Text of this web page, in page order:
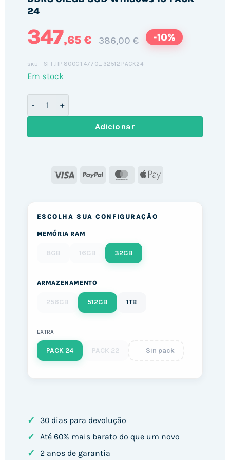
24
347,65 € 386,00 € -10%
SKU: SFF.HP.800G1.4770_32512.PACK24
Em stock
Quantidade de HP 800 G1 SFF / i7-4770 / 32GB DDR3
Adicionar
Visa PayPal MasterCard
Apple
ESCOLHA SUA CONFIGURAÇÃO
MEMÓRIA RAM
8GB 16GB 32GB
ARMAZENAMENTO
256GB 512GB 1TB
EXTRA
PACK 24 PACK 22 Sin pack
✓ 30 dias para devolução
✓ Até 60% mais barato do que um novo
✓ 2 anos de garantia